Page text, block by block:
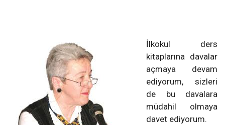
İlkokul ders
kitaplarına davalar
açmaya devam
ediyorum, sizleri
de bu davalara
müdahil olmaya
davet ediyorum.